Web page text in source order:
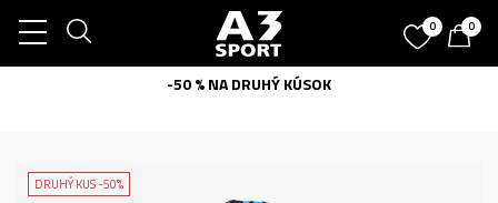
0 0
-50 % NA DRUHÝ KÚSOK
DRUHÝ KUS -50%